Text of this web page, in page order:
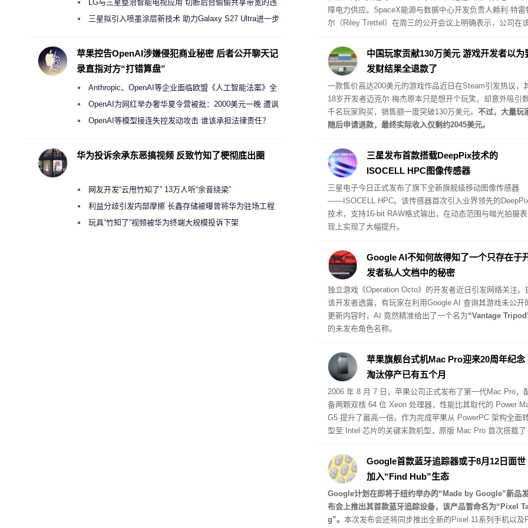
障电力供应。SpaceX能源与数据中心开发负责人赖利·特雷
尔（Riley Trettel）在周三的公开会议上明确表示，公司在
阵列。
中国玩家贡献130万美元 游戏开发者以为
发财结果全退款了
一款售价高达200美元的游戏作品近日在Steam引发热议，
18岁开发者迈克尔·梅杰原本只是想开个玩笑，却意外吸引
千名玩家购买，销售额一度突破130万美元。 不过，大量玩
随后申请退款，最终实际收入仅剩约2045美元。
三星发布首款搭载DeepPix技术的
ISOCELL HPC图像传感器
三星电子今日正式发布了旗下全新旗舰级移动图像传感器
——ISOCELL HPC。该传感器首次引入业界领先的
技术，支持16-bit RAW格式输出，在动态范围与暗光拍摄表
现上实现了大幅提升。
Google AI不知何故得知了一个只存在于
发者私人文档中的秘密
独立游戏《Operation Octo》的开发者近日引发网络关注。
该开发者透露，有玩家在利用Google AI 查询其游戏未公开
更新内容时，AI 竟然精准给出了一个名为“Vantage
的未发布角色名称。
苹果旗舰台式机Mac Pro迎来20周年纪念
淘汰停产已有五个月
2006 年 8 月 7 日，苹果公司正式发布了第一代Mac Pro，
备两颗双核 64 位 Xeon 处理器，性能比其取代的 Power
G5 提升了最高一倍。作为完成苹果从 PowerPC 架构全面
型至 Intel 芯片的关键末款机型，原版 Mac Pro 首次搭载了
Google首款蓝牙追踪器或于8月12日面世
加入“Find Hub”生态
Google计划在即将于纽约举办的“Made by Google”新品
布会上推出其首款蓝牙追踪设备，该产品暂命名为“Pixel
g”。 本次发布会还将同步推出全新的Pixel 11系列手机以及
店 将被逐步清退
LG与三星整治智能电视应用 切断后台偷偷共享带宽的违
规行为三星拟引入喷墨涂层新技术 助力Galaxy S27 Ultra进一步
苹果控告OpenAI涉嫌侵犯商业秘密 后者公开聊天记
录直指对方“打错算盘”
Anthropic、OpenAI等企业面临欧盟《人工智能法案》全
新执法权限审查
OpenAI为网红举办奢华夏令营被批：2000美元一晚 遭讽
“反乌托邦”
OpenAI等模型接连失控发动攻击 谁该承担法律责任？
华为投诉余承东恶搞视频 反致竹知了梗彻底出圈
网友开发“云甩竹知了” 13万人听“余音绕梁”
利益分歧引发内部摩擦 长鑫存储被曝曾将华为驻场工程
师驱逐出研发基地
玩具“竹知了”视频被华为终端大规模投诉下架